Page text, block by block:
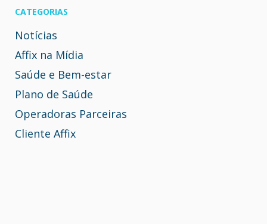
por:
CATEGORIAS
Notícias
Affix na Mídia
Saúde e Bem-estar
Plano de Saúde
Operadoras Parceiras
Cliente Affix